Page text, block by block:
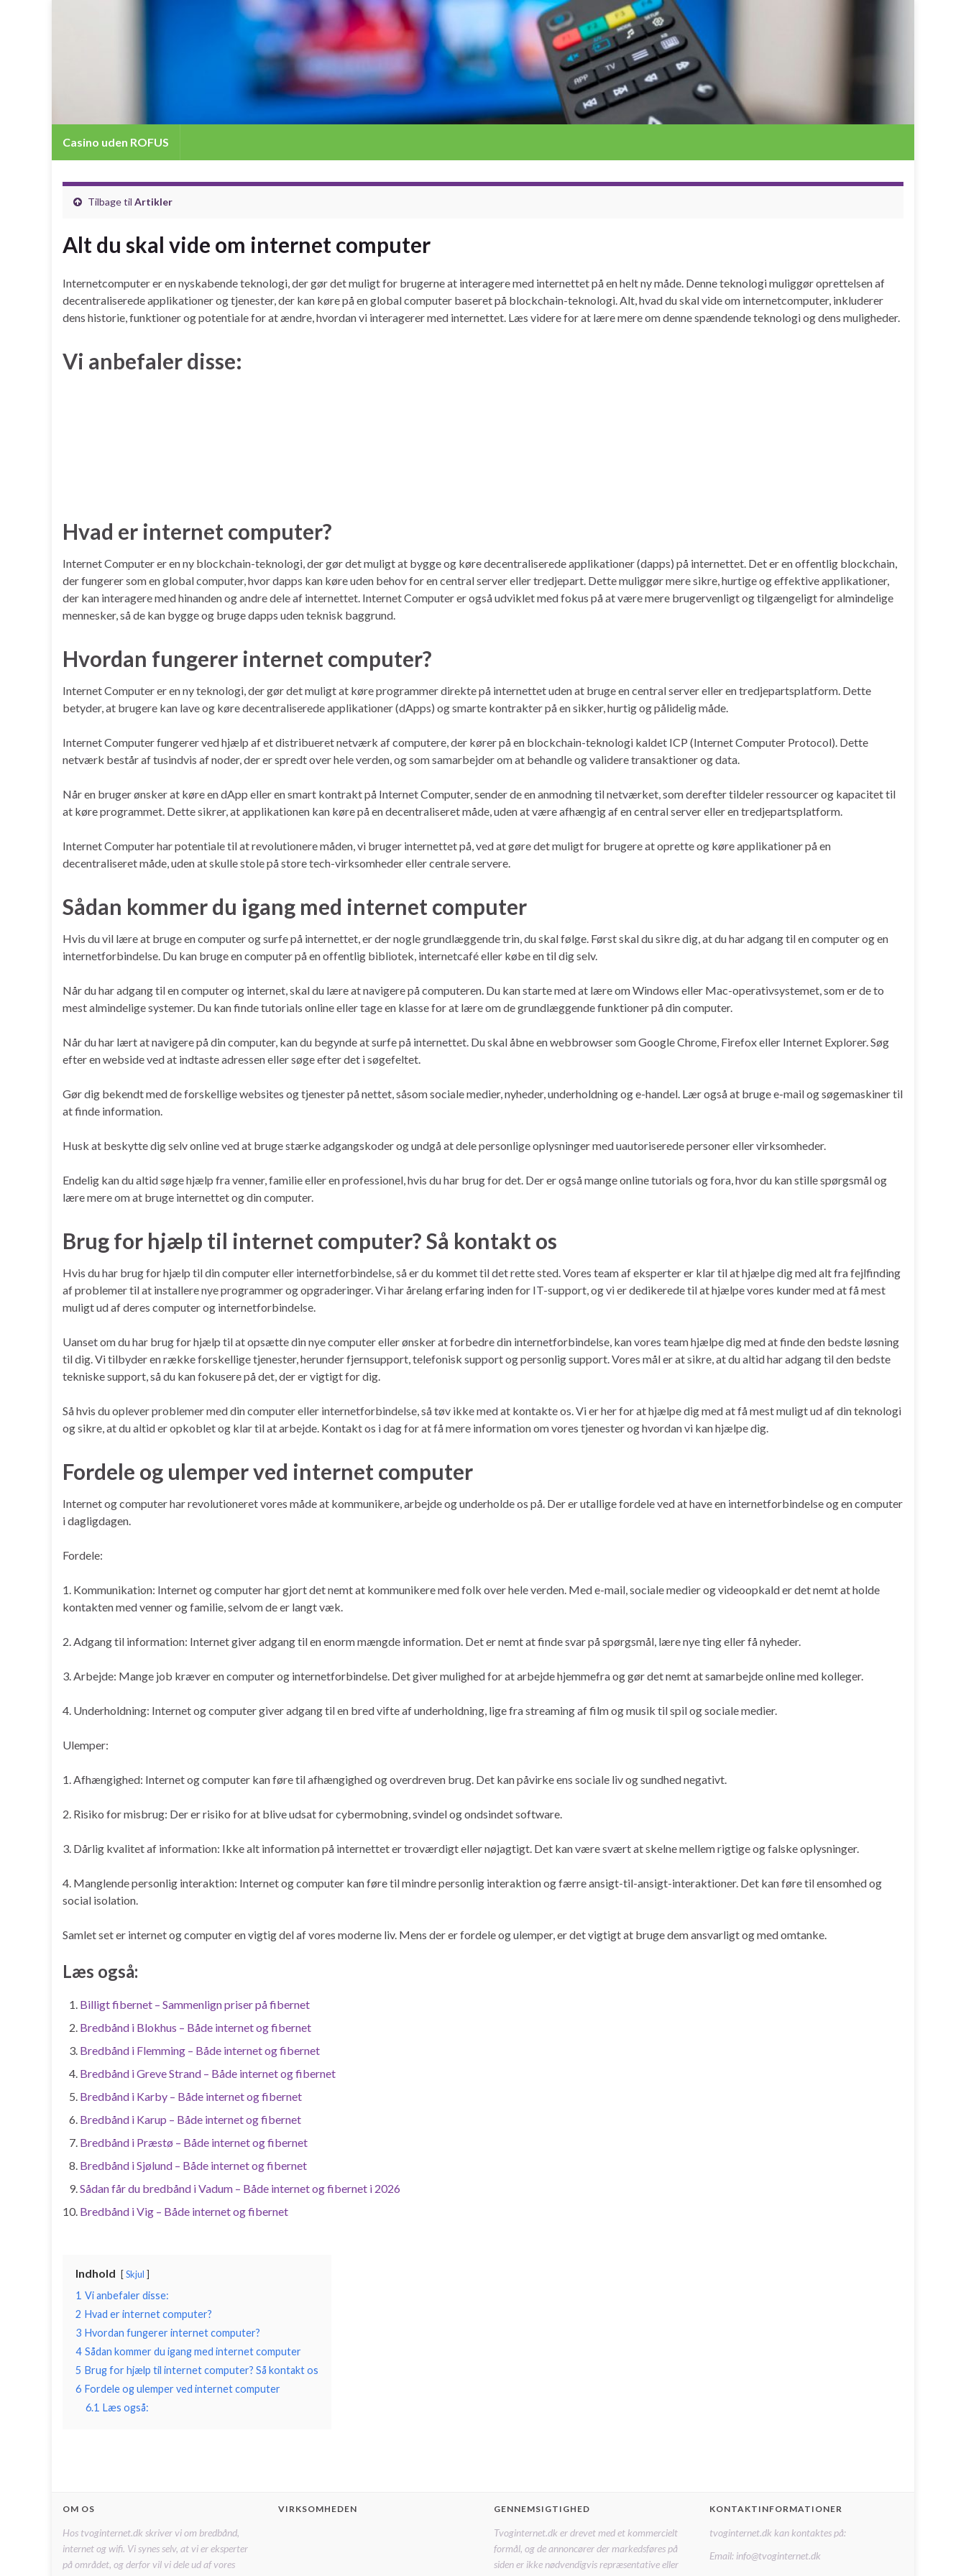
Casino uden ROFUS
Tilbage til Artikler
Alt du skal vide om internet computer
Internetcomputer er en nyskabende teknologi, der gør det muligt for brugerne at interagere med internettet på en helt ny måde. Denne teknologi muliggør oprettelsen af
decentraliserede applikationer og tjenester, der kan køre på en global computer baseret på blockchain-teknologi. Alt, hvad du skal vide om internetcomputer, inkluderer
dens historie, funktioner og potentiale for at ændre, hvordan vi interagerer med internettet. Læs videre for at lære mere om denne spændende teknologi og dens muligheder.
Vi anbefaler disse:
Hvad er internet computer?
Internet Computer er en ny blockchain-teknologi, der gør det muligt at bygge og køre decentraliserede applikationer (dapps) på internettet. Det er en offentlig blockchain,
der fungerer som en global computer, hvor dapps kan køre uden behov for en central server eller tredjepart. Dette muliggør mere sikre, hurtige og effektive applikationer,
der kan interagere med hinanden og andre dele af internettet. Internet Computer er også udviklet med fokus på at være mere brugervenligt og tilgængeligt for almindelige
mennesker, så de kan bygge og bruge dapps uden teknisk baggrund.
Hvordan fungerer internet computer?
Internet Computer er en ny teknologi, der gør det muligt at køre programmer direkte på internettet uden at bruge en central server eller en tredjepartsplatform. Dette
betyder, at brugere kan lave og køre decentraliserede applikationer (dApps) og smarte kontrakter på en sikker, hurtig og pålidelig måde.
Internet Computer fungerer ved hjælp af et distribueret netværk af computere, der kører på en blockchain-teknologi kaldet ICP (Internet Computer Protocol). Dette
netværk består af tusindvis af noder, der er spredt over hele verden, og som samarbejder om at behandle og validere transaktioner og data.
Når en bruger ønsker at køre en dApp eller en smart kontrakt på Internet Computer, sender de en anmodning til netværket, som derefter tildeler ressourcer og kapacitet til
at køre programmet. Dette sikrer, at applikationen kan køre på en decentraliseret måde, uden at være afhængig af en central server eller en tredjepartsplatform.
Internet Computer har potentiale til at revolutionere måden, vi bruger internettet på, ved at gøre det muligt for brugere at oprette og køre applikationer på en
decentraliseret måde, uden at skulle stole på store tech-virksomheder eller centrale servere.
Sådan kommer du igang med internet computer
Hvis du vil lære at bruge en computer og surfe på internettet, er der nogle grundlæggende trin, du skal følge. Først skal du sikre dig, at du har adgang til en computer og en
internetforbindelse. Du kan bruge en computer på en offentlig bibliotek, internetcafé eller købe en til dig selv.
Når du har adgang til en computer og internet, skal du lære at navigere på computeren. Du kan starte med at lære om Windows eller Mac-operativsystemet, som er de to
mest almindelige systemer. Du kan finde tutorials online eller tage en klasse for at lære om de grundlæggende funktioner på din computer.
Når du har lært at navigere på din computer, kan du begynde at surfe på internettet. Du skal åbne en webbrowser som Google Chrome, Firefox eller Internet Explorer. Søg
efter en webside ved at indtaste adressen eller søge efter det i søgefeltet.
Gør dig bekendt med de forskellige websites og tjenester på nettet, såsom sociale medier, nyheder, underholdning og e-handel. Lær også at bruge e-mail og søgemaskiner til
at finde information.
Husk at beskytte dig selv online ved at bruge stærke adgangskoder og undgå at dele personlige oplysninger med uautoriserede personer eller virksomheder.
Endelig kan du altid søge hjælp fra venner, familie eller en professionel, hvis du har brug for det. Der er også mange online tutorials og fora, hvor du kan stille spørgsmål og
lære mere om at bruge internettet og din computer.
Brug for hjælp til internet computer? Så kontakt os
Hvis du har brug for hjælp til din computer eller internetforbindelse, så er du kommet til det rette sted. Vores team af eksperter er klar til at hjælpe dig med alt fra fejlfinding
af problemer til at installere nye programmer og opgraderinger. Vi har årelang erfaring inden for IT-support, og vi er dedikerede til at hjælpe vores kunder med at få mest
muligt ud af deres computer og internetforbindelse.
Uanset om du har brug for hjælp til at opsætte din nye computer eller ønsker at forbedre din internetforbindelse, kan vores team hjælpe dig med at finde den bedste løsning
til dig. Vi tilbyder en række forskellige tjenester, herunder fjernsupport, telefonisk support og personlig support. Vores mål er at sikre, at du altid har adgang til den bedste
tekniske support, så du kan fokusere på det, der er vigtigt for dig.
Så hvis du oplever problemer med din computer eller internetforbindelse, så tøv ikke med at kontakte os. Vi er her for at hjælpe dig med at få mest muligt ud af din teknologi
og sikre, at du altid er opkoblet og klar til at arbejde. Kontakt os i dag for at få mere information om vores tjenester og hvordan vi kan hjælpe dig.
Fordele og ulemper ved internet computer
Internet og computer har revolutioneret vores måde at kommunikere, arbejde og underholde os på. Der er utallige fordele ved at have en internetforbindelse og en computer
i dagligdagen.
Fordele:
1. Kommunikation: Internet og computer har gjort det nemt at kommunikere med folk over hele verden. Med e-mail, sociale medier og videoopkald er det nemt at holde
kontakten med venner og familie, selvom de er langt væk.
2. Adgang til information: Internet giver adgang til en enorm mængde information. Det er nemt at finde svar på spørgsmål, lære nye ting eller få nyheder.
3. Arbejde: Mange job kræver en computer og internetforbindelse. Det giver mulighed for at arbejde hjemmefra og gør det nemt at samarbejde online med kolleger.
4. Underholdning: Internet og computer giver adgang til en bred vifte af underholdning, lige fra streaming af film og musik til spil og sociale medier.
Ulemper:
1. Afhængighed: Internet og computer kan føre til afhængighed og overdreven brug. Det kan påvirke ens sociale liv og sundhed negativt.
2. Risiko for misbrug: Der er risiko for at blive udsat for cybermobning, svindel og ondsindet software.
3. Dårlig kvalitet af information: Ikke alt information på internettet er troværdigt eller nøjagtigt. Det kan være svært at skelne mellem rigtige og falske oplysninger.
4. Manglende personlig interaktion: Internet og computer kan føre til mindre personlig interaktion og færre ansigt-til-ansigt-interaktioner. Det kan føre til ensomhed og
social isolation.
Samlet set er internet og computer en vigtig del af vores moderne liv. Mens der er fordele og ulemper, er det vigtigt at bruge dem ansvarligt og med omtanke.
Læs også:
Billigt fibernet – Sammenlign priser på fibernet
Bredbånd i Blokhus – Både internet og fibernet
Bredbånd i Flemming – Både internet og fibernet
Bredbånd i Greve Strand – Både internet og fibernet
Bredbånd i Karby – Både internet og fibernet
Bredbånd i Karup – Både internet og fibernet
Bredbånd i Præstø – Både internet og fibernet
Bredbånd i Sjølund – Både internet og fibernet
Sådan får du bredbånd i Vadum – Både internet og fibernet i 2026
Bredbånd i Vig – Både internet og fibernet
Indhold Skjul
1 Vi anbefaler disse:
2 Hvad er internet computer?
3 Hvordan fungerer internet computer?
4 Sådan kommer du igang med internet computer
5 Brug for hjælp til internet computer? Så kontakt os
6 Fordele og ulemper ved internet computer
6.1 Læs også:
OM OS
Hos tvoginternet.dk skriver vi om bredbånd,
internet og wifi. Vi synes selv, at vi er eksperter
på området, og derfor vil vi dele ud af vores
VIRKSOMHEDEN GENNEMSIGTIGHED
Tvoginternet.dk er drevet med et kommercielt
formål, og de annoncører der markedsføres på
siden er ikke nødvendigvis repræsentative eller
KONTAKTINFORMATIONER
tvoginternet.dk kan kontaktes på:
Email: info@tvoginternet.dk